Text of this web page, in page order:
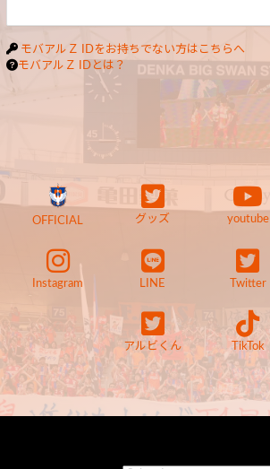
モバアルＺ IDをお持ちでない方はこちらへ
モバアルＺ IDとは？
OFFICIAL グッズ youtube
Instagram LINE Twitter
アルビくん TikTok